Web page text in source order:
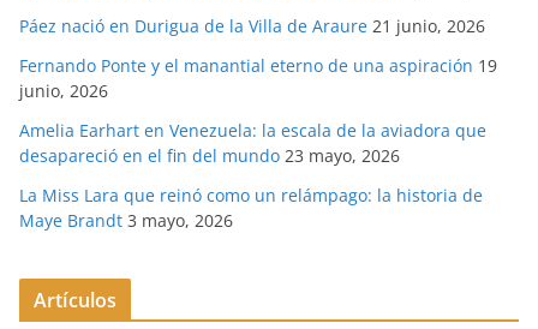
Páez nació en Durigua de la Villa de Araure 21 junio, 2026
Fernando Ponte y el manantial eterno de una aspiración 19
junio, 2026
Amelia Earhart en Venezuela: la escala de la aviadora que
desapareció en el fin del mundo 23 mayo, 2026
La Miss Lara que reinó como un relámpago: la historia de
Maye Brandt 3 mayo, 2026
Artículos